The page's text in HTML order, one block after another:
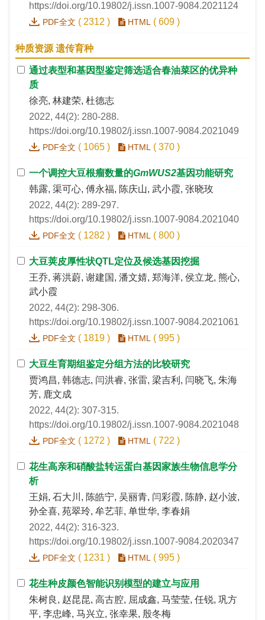
https://doi.org/10.19802/j.issn.1007-9084.2021124
PDF全文 ( 2312 ) HTML ( 609 )
种质资源 遗传育种
通过表型和基因型鉴定筛选适合春油菜区的优异种
质
徐亮, 林建荣, 杜德志
2022, 44(2): 280-288.
https://doi.org/10.19802/j.issn.1007-9084.2021049
PDF全文 ( 1065 ) HTML ( 370 )
一个调控大豆根瘤数量的GmWUS2基因功能研究
韩露, 渠可心, 傅永福, 陈庆山, 武小霞, 张晓玫
2022, 44(2): 289-297.
https://doi.org/10.19802/j.issn.1007-9084.2021040
PDF全文 ( 1282 ) HTML ( 800 )
大豆荚皮厚性状QTL定位及候选基因挖掘
王乔, 蒋洪蔚, 谢建国, 潘文婧, 郑海洋, 侯立龙, 熊心,
武小霞
2022, 44(2): 298-306.
https://doi.org/10.19802/j.issn.1007-9084.2021061
PDF全文 ( 1819 ) HTML ( 995 )
大豆生育期组鉴定分组方法的比较研究
贾鸿昌, 韩德志, 闫洪睿, 张雷, 梁吉利, 闫晓飞, 朱海
芳, 鹿文成
2022, 44(2): 307-315.
https://doi.org/10.19802/j.issn.1007-9084.2021048
PDF全文 ( 1272 ) HTML ( 722 )
花生高亲和硝酸盐转运蛋白基因家族生物信息学分
析
王娟, 石大川, 陈皓宁, 吴丽青, 闫彩霞, 陈静, 赵小波,
孙全喜, 苑翠玲, 牟艺菲, 单世华, 李春娟
2022, 44(2): 316-323.
https://doi.org/10.19802/j.issn.1007-9084.2020347
PDF全文 ( 1231 ) HTML ( 995 )
花生种皮颜色智能识别模型的建立与应用
朱树良, 赵昆昆, 高古腔, 屈成鑫, 马莹莹, 任锐, 巩方
平, 李忠峰, 马兴立, 张幸果, 殷冬梅